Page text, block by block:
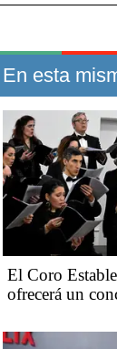
En esta
El Coro
ofrecerá un